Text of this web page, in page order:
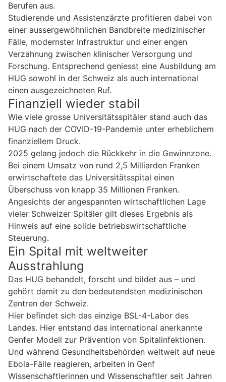
Berufen aus.
Studierende und Assistenzärzte profitieren dabei von
einer aussergewöhnlichen Bandbreite medizinischer
Fälle, modernster Infrastruktur und einer engen
Verzahnung zwischen klinischer Versorgung und
Forschung. Entsprechend geniesst eine Ausbildung am
HUG sowohl in der Schweiz als auch international
einen ausgezeichneten Ruf.
Finanziell wieder stabil
Wie viele grosse Universitätsspitäler stand auch das
HUG nach der COVID-19-Pandemie unter erheblichem
finanziellem Druck.
2025 gelang jedoch die Rückkehr in die Gewinnzone.
Bei einem Umsatz von rund 2,5 Milliarden Franken
erwirtschaftete das Universitätsspital einen
Überschuss von knapp 35 Millionen Franken.
Angesichts der angespannten wirtschaftlichen Lage
vieler Schweizer Spitäler gilt dieses Ergebnis als
Hinweis auf eine solide betriebswirtschaftliche
Steuerung.
Ein Spital mit weltweiter
Ausstrahlung
Das HUG behandelt, forscht und bildet aus – und
gehört damit zu den bedeutendsten medizinischen
Zentren der Schweiz.
Hier befindet sich das einzige BSL-4-Labor des
Landes. Hier entstand das international anerkannte
Genfer Modell zur Prävention von Spitalinfektionen.
Und während Gesundheitsbehörden weltweit auf neue
Ebola-Fälle reagieren, arbeiten in Genf
Wissenschaftlerinnen und Wissenschaftler seit Jahren